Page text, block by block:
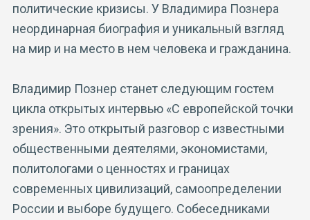
политические кризисы. У Владимира Познера
неординарная биография и уникальный взгляд
на мир и на место в нем человека и гражданина.
Владимир Познер станет следующим гостем
цикла открытых интервью «С европейской точки
зрения». Это открытый разговор с известными
общественными деятелями, экономистами,
политологами о ценностях и границах
современных цивилизаций, самоопределении
России и выборе будущего. Собеседниками